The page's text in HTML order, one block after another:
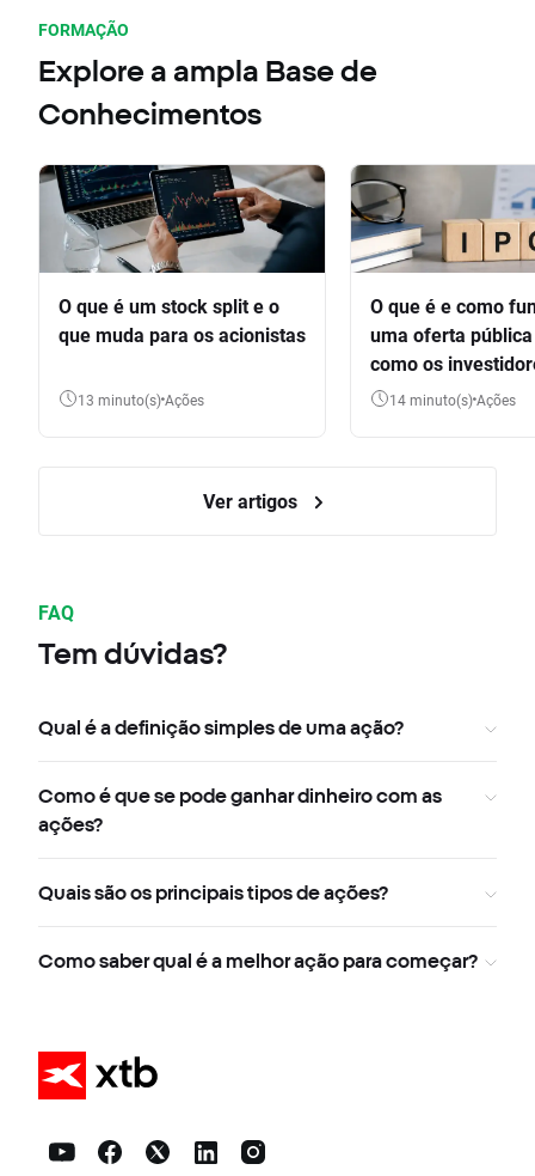
FORMAÇÃO
Explore a ampla Base de
Conhecimentos
O que é um stock split e o
que muda para os acionistas
13 minuto(s) Ações
O que é e como
uma oferta
como os
participar
14 minuto(s) Ações
Ver artigos
FAQ
Tem dúvidas?
Qual é a definição simples de uma ação?
Como é que se pode ganhar dinheiro com as
ações?
Quais são os principais tipos de ações?
Como saber qual é a melhor ação para começar?